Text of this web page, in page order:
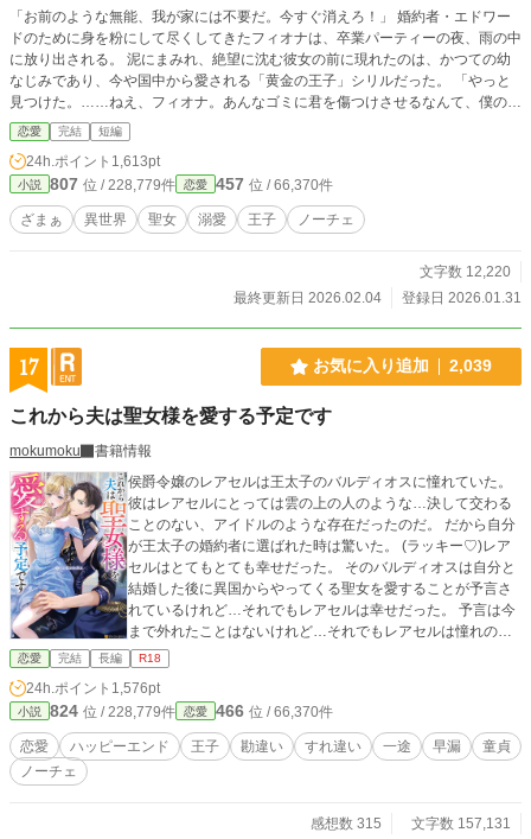
​「お前のような無能、我が家には不要だ。今すぐ消えろ！」 ​婚約者・エドワー
ドのために身を粉にして尽くしてきたフィオナは、卒業パーティーの夜、雨の中
に放り出される。 泥にまみれ、絶望に沈む彼女の前に現れたのは、かつての幼
なじみであり、今や国中から愛される「黄金の王子」シリルだった。 ​「やっと
見つけた。……ねえ、フィオナ。あんなゴミに君を傷つけさせるなんて、僕の落
ち度だね」 ​汚れを厭わずフィオナを抱き上げたシリルは、彼女を自分の屋敷へ
と連れ帰る。 「自分には価値がない」と思い込むフィオナを、シリルは異常な
までの執着と甘い言葉で、とろけるように溺愛し始めて――。 ​一方で、フィオ
ナを捨てたエドワードは気づいていなかった。 自分の手柄だと思っていた仕事
も、領地の繁栄も、すべてはフィオナの才能によるものだったということに。
ボロボロになっていく元婚約者。美しく着飾られ、シリルの腕の中で幸せに微笑
光を放つ幼なじみによる、最高に華やかな逆転劇がいま始まる！
恋愛 完結 短編
24h.ポイント 1,613pt
小説 807 位 / 228,779件 恋愛 457 位 / 66,370件
ざまぁ 異世界 聖女 溺愛 王子 ノーチェ
文字数 12,220
最終更新日 2026.02.04
登録日 2026.01.31
17 お気に入り追加 2,039
これから夫は聖女様を愛する予定です
mokumoku
書籍情報
侯爵令嬢のレアセルは王太子のバルディオスに憧れていた。
彼はレアセルにとっては雲の上の人のような…決して交わる
ことのない、アイドルのような存在だったのだ。 だから自分
が王太子の婚約者に選ばれた時は驚いた。 (ラッキー♡)レア
セルはとてもとても幸せだった。 そのバルディオスは自分と
結婚した後に異国からやってくる聖女を愛することが予言さ
れているけれど…それでもレアセルは幸せだった。 予言は今
まで外れたことはないけれど…それでもレアセルは憧れのバ
ルディオスの正妻になれて幸せだった。 異国からやってきた
聖女を愛する予定の夫バルディオスと彼を推しているレアセ
ルの勘違いラブコメディです。 ハッピーエンド♡ ムーンライ
トさんでも掲載しています♡
恋愛 完結 長編 R18
24h.ポイント 1,576pt
小説 824 位 / 228,779件 恋愛 466 位 / 66,370件
恋愛 ハッピーエンド 王子 勘違い すれ違い 一途 早漏
童貞
ノーチェ
感想数 315
文字数 157,131